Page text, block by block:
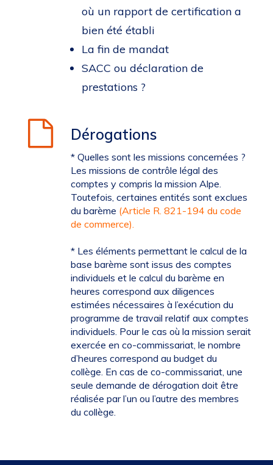
où un rapport de certification a
bien été établi
La fin de mandat
SACC ou déclaration de
prestations ?
Dérogations
* Quelles sont les missions concernées ?
Les missions de contrôle légal des
comptes y compris la mission Alpe.
Toutefois, certaines entités sont exclues
du barème (Article R. 821-194 du code
de commerce).
* Les éléments permettant le calcul de la
base barème sont issus des comptes
individuels et le calcul du barème en
heures correspond aux diligences
estimées nécessaires à l’exécution du
programme de travail relatif aux comptes
individuels. Pour le cas où la mission serait
exercée en co-commissariat, le nombre
d’heures correspond au budget du
collège. En cas de co-commissariat, une
seule demande de dérogation doit être
réalisée par l’un ou l’autre des membres
du collège.